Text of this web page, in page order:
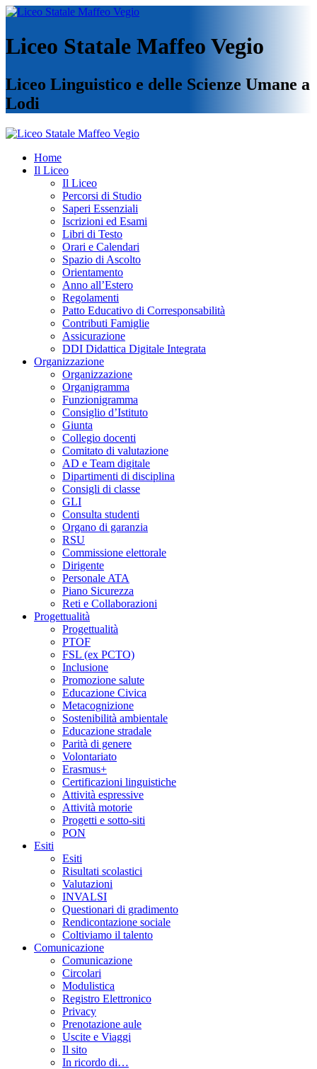
Liceo Statale Maffeo Vegio
Liceo Linguistico e delle Scienze Umane a
Lodi
Home
Il Liceo
Il Liceo
Percorsi di Studio
Saperi Essenziali
Iscrizioni ed Esami
Libri di Testo
Orari e Calendari
Spazio di Ascolto
Orientamento
Anno all’Estero
Regolamenti
Patto Educativo di Corresponsabilità
Contributi Famiglie
Assicurazione
DDI Didattica Digitale Integrata
Organizzazione
Organizzazione
Organigramma
Funzionigramma
Consiglio d’Istituto
Giunta
Collegio docenti
Comitato di valutazione
AD e Team digitale
Dipartimenti di disciplina
Consigli di classe
GLI
Consulta studenti
Organo di garanzia
RSU
Commissione elettorale
Dirigente
Personale ATA
Piano Sicurezza
Reti e Collaborazioni
Progettualità
Progettualità
PTOF
FSL (ex PCTO)
Inclusione
Promozione salute
Educazione Civica
Metacognizione
Sostenibilità ambientale
Educazione stradale
Parità di genere
Volontariato
Erasmus+
Certificazioni linguistiche
Attività espressive
Attività motorie
Progetti e sotto-siti
PON
Esiti
Esiti
Risultati scolastici
Valutazioni
INVALSI
Questionari di gradimento
Rendicontazione sociale
Coltiviamo il talento
Comunicazione
Comunicazione
Circolari
Modulistica
Registro Elettronico
Privacy
Prenotazione aule
Uscite e Viaggi
Il sito
In ricordo di…